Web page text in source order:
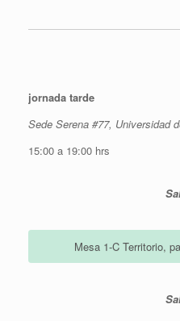
jornada tarde
Sede Serena #77, Universidad
15:00 a 19:00 hrs
Mesa 1-C Territorio,